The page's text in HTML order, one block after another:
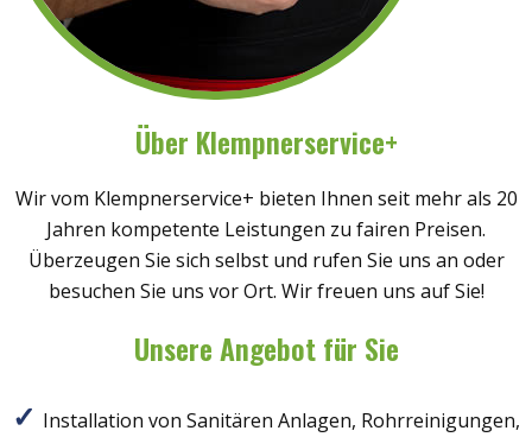
Über Klempnerservice+
Wir vom Klempnerservice+ bieten Ihnen seit mehr als 20
Jahren kompetente Leistungen zu fairen Preisen.
Überzeugen Sie sich selbst und rufen Sie uns an oder
besuchen Sie uns vor Ort. Wir freuen uns auf Sie!
Unsere Angebot für Sie
Installation von Sanitären Anlagen, Rohrreinigungen,